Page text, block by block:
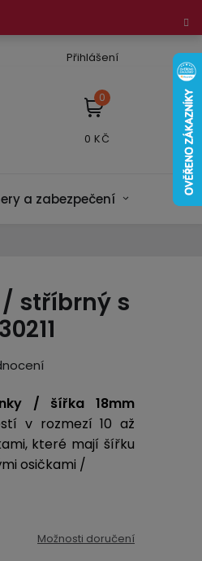
Přihlášení
NÁKUPNÍ
KOŠÍK
a zabezpečení
stříbrný s
/ šířka 18mm
v rozmezí 10 až
které mají šířku
osičkami /
Možnosti doručení